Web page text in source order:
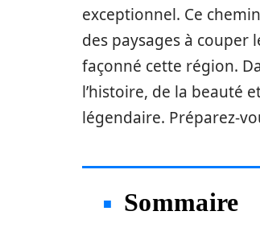
exceptionnel. Ce
des paysages à
façonné cette région.
l’histoire, de la beauté
légendaire. Préparez-
Sommaire